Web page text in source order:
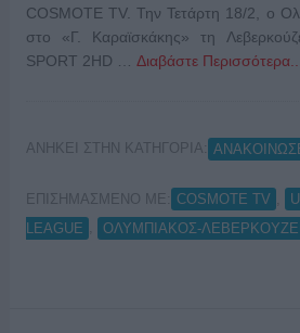
COSMOTE TV. Την Τετάρτη 18/2, ο
στο «Γ. Καραϊσκάκης» τη
SPORT 2HD … Διαβάστε
ΑΝΗΚΕΙ ΣΤΗΝ ΚΑΤΗΓΟΡΙΑ:
ΕΠΙΣΗΜΑΣΜΕΝΟ ΜΕ: COSMOTE TV
LEAGUE
ΟΛΥΜΠΙΑΚΟΣ-